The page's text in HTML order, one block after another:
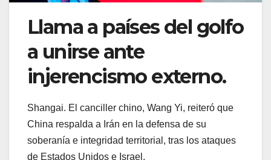
Llama a países del golfo
a unirse ante
injerencismo externo.
Shangai. El canciller chino, Wang Yi, reiteró que
China respalda a Irán en la defensa de su
soberanía e integridad territorial, tras los ataques
de Estados Unidos e Israel.